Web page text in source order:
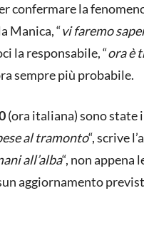
confermare la
Manica, “vi faremo
la responsabile, “ora è
sempre più probabile.
(ora italiana) sono state
al tramonto“, scrive
all’alba“, non
aggiornamento